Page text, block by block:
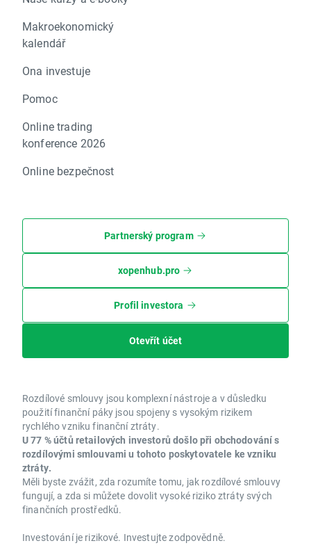
Makroekonomický
kalendář
Ona investuje
Pomoc
Online trading
konference 2026
Online bezpečnost
Partnerský program
xopenhub.pro
Profil investora
Otevřít účet
Rozdílové smlouvy jsou komplexní nástroje a v důsledku
použití finanční páky jsou spojeny s vysokým rizikem
rychlého vzniku finanční ztráty.
U 77 % účtů retailových investorů došlo při obchodování s
rozdílovými smlouvami u tohoto poskytovatele ke vzniku
ztráty.
Měli byste zvážit, zda rozumíte tomu, jak rozdílové smlouvy
fungují, a zda si můžete dovolit vysoké riziko ztráty svých
finančních prostředků.
Investování je rizikové. Investujte zodpovědně.